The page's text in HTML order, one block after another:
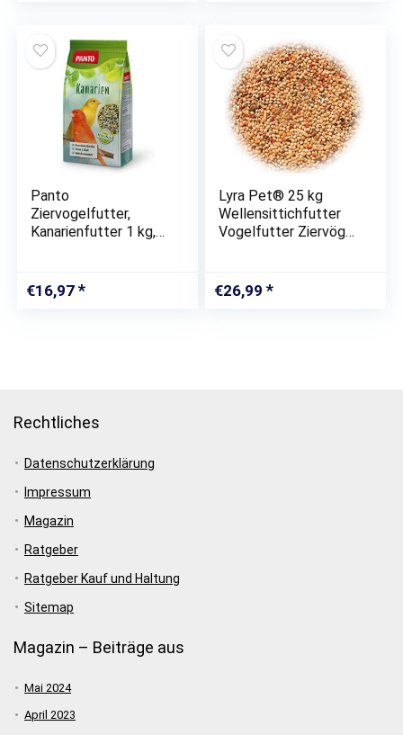
€6,49.
Panto
Ziervogelfutter,
Kanarienfutter 1 kg,
€16,97
Lyra Pet® 25 kg
Wellensittichfutter
Vogelfutter Ziervögel
Körner
€26,99
Rechtliches
Datenschutzerklärung
Impressum
Magazin
Ratgeber
Ratgeber Kauf und Haltung
Sitemap
Magazin – Beiträge aus
Mai 2024
April 2023